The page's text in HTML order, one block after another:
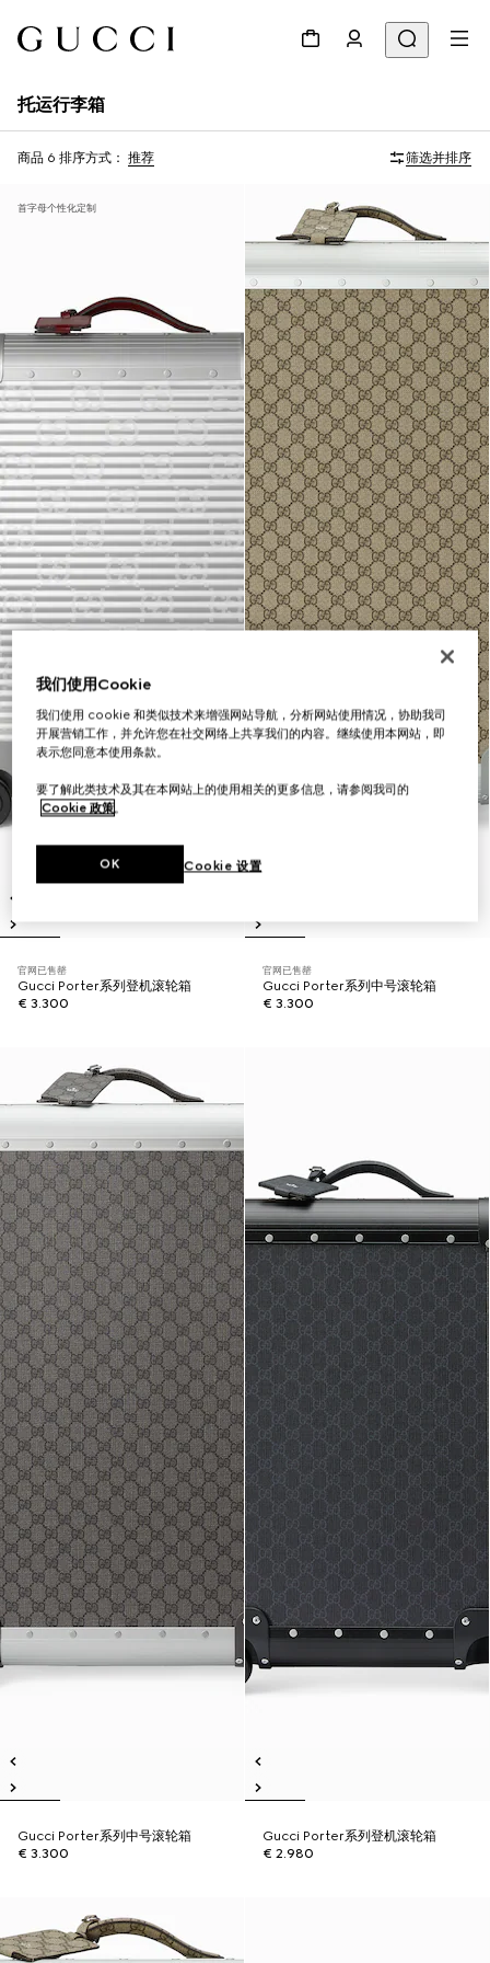
托运行李箱
商品 6 排序方式： 推荐 筛选并排序
首字母个性化定制
官网已售罄
Gucci Porter系列登机滚轮箱
€ 3.300
官网已售罄
Gucci Porter系列中号滚轮箱
€ 3.300
Gucci Porter系列中号滚轮箱
€ 3.300
Gucci Porter系列登机滚轮箱
€ 2.980
我们使用Cookie
我们使用 cookie 和类似技术来增强网站导航，分析网站使用情况，协助我司
开展营销工作，并允许您在社交网络上共享我们的内容。继续使用本网站，即
表示您同意本使用条款。
要了解此类技术及其在本网站上的使用相关的更多信息，请参阅我司的
Cookie 政策。
Cookie 设置
OK